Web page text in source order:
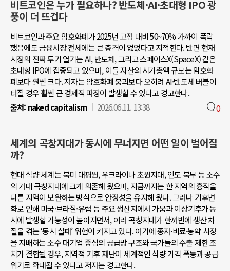
비트코인은 누가 필요하나? 반도체·AI·초대형 IPO 광
풍이 더 뜨겁다
비트코인과 주요 암호화폐가 2025년 고점 대비 50~70% 가까이 폭락
했음에도 금융시장 전체에는 큰 충격이 없었다고 지적한다. 반면 현재
시장의 진짜 투기 열기는 AI, 반도체, 그리고 스페이스X(SpaceX) 같은
초대형 IPO에 집중되고 있으며, 이들 자산의 시가총액 규모는 암호화
폐보다 훨씬 크다. 저자는 암호화폐 붕괴보다 오히려 AI·반도체 버블이
터질 경우 훨씬 큰 경제적 파장이 발생할 수 있다고 경고한다.
출처: naked capitalism 2026.06.11. 13:38 0
세계의 곡창지대가 동시에 무너지면 어떤 일이 벌어질
까?
현대 식량 체계는 북미 대평원, 우크라이나 초원지대, 인도 북부 등 소수
의 거대 곡창지대에 크게 의존해 왔으며, 지금까지는 한 지역의 흉작을
다른 지역이 보완하는 방식으로 안정성을 유지해 왔다. 그러나 기후변
화로 인해 미국·브라질·유럽 등 주요 생산지에서 가뭄과 이상기후가 동
시에 발생할 가능성이 높아지면서, 여러 곡창지대가 한꺼번에 생산 차
질을 겪는 ‘동시 실패’ 위험이 커지고 있다. 여기에 종자·비료·농약 시장
을 지배하는 소수 대기업 중심의 공급망 구조와 국가들의 수출 제한 조
치가 결합될 경우, 지역적 기후 재난이 세계적인 식량 가격 폭등과 공급
위기로 확대될 수 있다고 저자는 경고한다.